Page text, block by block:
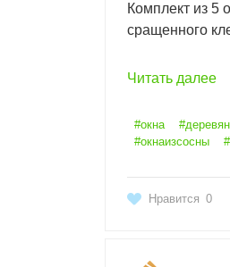
Комплект из 5
сращенного
Читать далее
#окна
#окнаизсосны
Нравится 0